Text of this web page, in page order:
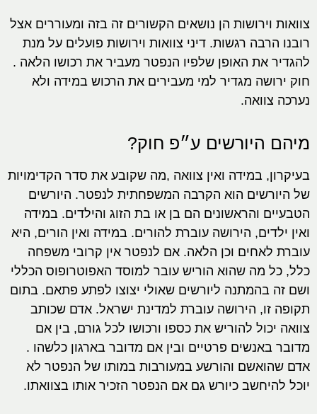
צוואות וירושות הן נושאים הקשורים זה בזה ומעוררים אצל
רובנו הרבה רגשות. דיני צוואות וירושות פועלים על מנת
להגדיר את האופן שלפיו הנפטר מעביר את רכושו הלאה .
חוק ירושה מגדיר למי מעבירים את הרכוש במידה ולא
נערכה צוואה.
מיהם היורשים ע״פ חוק?
בעיקרון, במידה ואין צוואה ,מה שקובע את סדר הקדימויות
של היורשים הוא הקרבה המשפחתית לנפטר. היורשים
הטבעיים והראשונים הם בן או בת הזוג והילדים. במידה
ואין ילדים, הירושה עוברת להורים. במידה ואין הורים, היא
עוברת לאחים וכן הלאה. אם לנפטר אין קרובי משפחה
כלל, כל מה שהוא הוריש עובר למוסד האפוטרופוס הכללי
ושם זה בהמתנה ליורשים שאולי יצוצו לפתע פתאם. בתום
תקופה זו, הירושה עוברת למדינת ישראל. אדם שכותב
צוואה יכול להוריש את כספו ורכושו לכל גורם, בין אם
מדובר באנשים פרטיים ובין אם מדובר בארגון כלשהו .
אדם שהואשם והורשע במעורבות במותו של הנפטר לא
יוכל להיחשב כיורש גם אם הנפטר הזכיר אותו בצוואתו.